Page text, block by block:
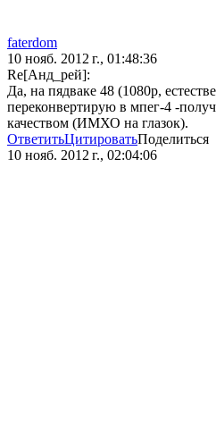
faterdom
10 нояб. 2012 г., 01:48:36
Re[Анд_рей]:
Да, на пядваке 48 (1080р,
переконвертирую в мпег-4 -
качеством (ИМХО на глазок).
ОтветитьЦитироватьПоделиться
10 нояб. 2012 г., 02:04:06